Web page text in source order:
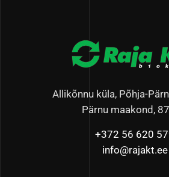
Allikõnnu küla, Põhja-
Pärnu maakond,
+372 56 620
info@rajakt.ee